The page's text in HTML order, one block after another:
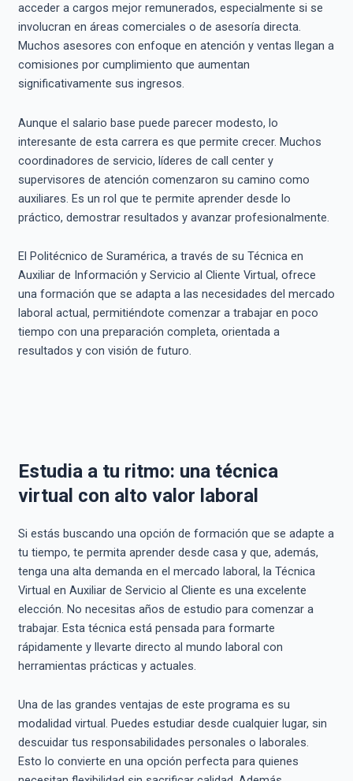
acceder a cargos mejor remunerados, especialmente si se
involucran en áreas comerciales o de asesoría directa.
Muchos asesores con enfoque en atención y ventas llegan a
comisiones por cumplimiento que aumentan
significativamente sus ingresos.
Aunque el salario base puede parecer modesto, lo
interesante de esta carrera es que permite crecer. Muchos
coordinadores de servicio, líderes de call center y
supervisores de atención comenzaron su camino como
auxiliares. Es un rol que te permite aprender desde lo
práctico, demostrar resultados y avanzar profesionalmente.
El Politécnico de Suramérica, a través de su Técnica en
Auxiliar de Información y Servicio al Cliente Virtual, ofrece
una formación que se adapta a las necesidades del mercado
laboral actual, permitiéndote comenzar a trabajar en poco
tiempo con una preparación completa, orientada a
resultados y con visión de futuro.
Estudia a tu ritmo: una técnica
virtual con alto valor laboral
Si estás buscando una opción de formación que se adapte a
tu tiempo, te permita aprender desde casa y que, además,
tenga una alta demanda en el mercado laboral, la Técnica
Virtual en Auxiliar de Servicio al Cliente es una excelente
elección. No necesitas años de estudio para comenzar a
trabajar. Esta técnica está pensada para formarte
rápidamente y llevarte directo al mundo laboral con
herramientas prácticas y actuales.
Una de las grandes ventajas de este programa es su
modalidad virtual. Puedes estudiar desde cualquier lugar, sin
descuidar tus responsabilidades personales o laborales.
Esto lo convierte en una opción perfecta para quienes